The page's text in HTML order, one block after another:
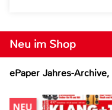
Neu im Shop
ePaper Jahres-